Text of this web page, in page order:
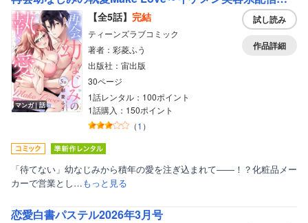
マンガ｜話
【全5話】 完結
ティーンズラブコミック
著者：彩菱ふう
出版社：宙出版
30ページ
1話レンタル：100ポイント
1話購入：150ポイント
（1 ）
試し読み
作品詳細
「待てない」幼なじみから積年の愛を注ぎ込まれて――！？化粧品メー
カーで営業とし…もっと見る
恋愛白書パステル2026年3月号